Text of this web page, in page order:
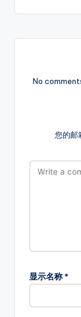
No
您的邮
显示名称*